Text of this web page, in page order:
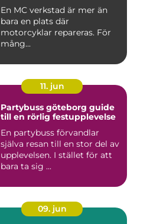
En MC verkstad är mer än
bara en plats där
motorcyklar repareras. För
mång...
11. jun
Partybuss göteborg guide
till en rörlig festupplevelse
En partybuss förvandlar
själva resan till en stor del av
upplevelsen. I stället för att
bara ta sig ...
09. jun